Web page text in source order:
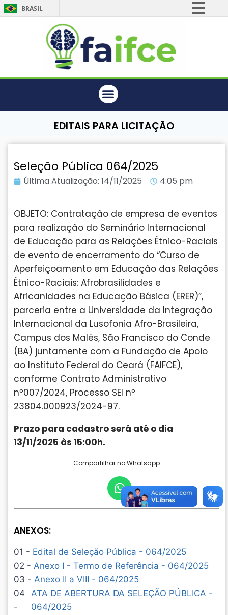
BRASIL
Participe
EDITAIS PARA LICITAÇÃO
Seleção Pública 064/2025
Última Atualização: 14/11/2025 4:05 pm
OBJETO: Contratação de empresa de eventos
para realização do Seminário Internacional
de Educação para as Relações Étnico-Raciais
de evento de encerramento do “Curso de
Aperfeiçoamento em Educação das Relações
Étnico-Raciais: Afrobrasilidades e
Africanidades na Educação Básica (ERER)”,
parceria entre a Universidade da Integração
Internacional da Lusofonia Afro-Brasileira,
Campus dos Malês, São Francisco do Conde
(BA) juntamente com a Fundação de Apoio
ao Instituto Federal do Ceará (FAIFCE),
conforme Contrato Administrativo
nº007/2024, Processo SEI nº
23804.000923/2024-97.
Prazo para cadastro será até o dia
13/11/2025 às 15:00h.
Compartilhar no Whatsapp
ANEXOS:
01 - Edital de Seleção Pública - 064/2025
02 - Anexo I - Termo de Referência - 064/2025
03 - Anexo II a VIII - 064/2025
04
-
ATA DE ABERTURA DA SELEÇÃO PÚBLICA -
064/2025